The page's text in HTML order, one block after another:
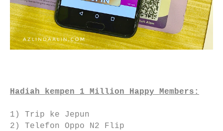
Hadiah kempen 1 Million Happy Members:
1) Trip ke Jepun
2) Telefon Oppo N2 Flip